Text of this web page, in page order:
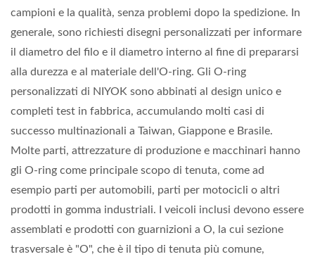
campioni e la qualità, senza problemi dopo la spedizione. In
generale, sono richiesti disegni personalizzati per informare
il diametro del filo e il diametro interno al fine di prepararsi
alla durezza e al materiale dell'O-ring. Gli O-ring
personalizzati di NIYOK sono abbinati al design unico e
completi test in fabbrica, accumulando molti casi di
successo multinazionali a Taiwan, Giappone e Brasile.
Molte parti, attrezzature di produzione e macchinari hanno
gli O-ring come principale scopo di tenuta, come ad
esempio parti per automobili, parti per motocicli o altri
prodotti in gomma industriali. I veicoli inclusi devono essere
assemblati e prodotti con guarnizioni a O, la cui sezione
trasversale è "O", che è il tipo di tenuta più comune,